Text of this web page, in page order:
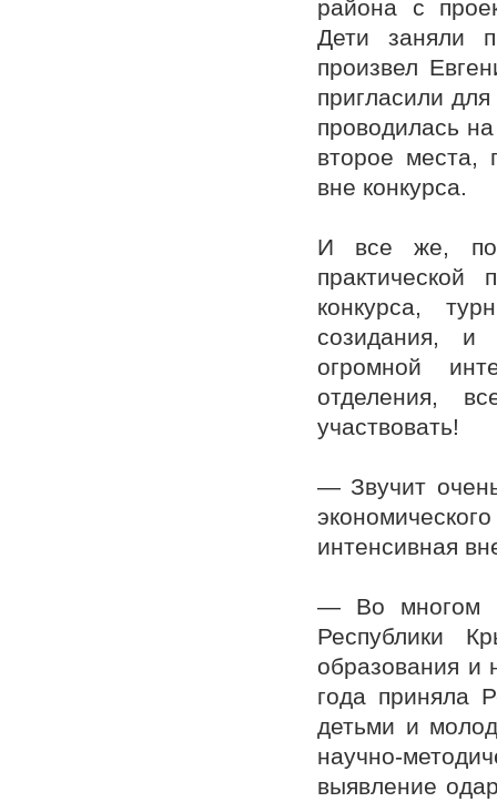
района с
Дети заняли
произвел
пригласили
проводилась
второе места,
вне конкурса.
И все же,
конкурса,
созидания, и
огромной
отделения,
участвовать!
— Звучит
интенсивная
— Во многом
Республики
образования и
года приняла
детьми и
научно-
выявление